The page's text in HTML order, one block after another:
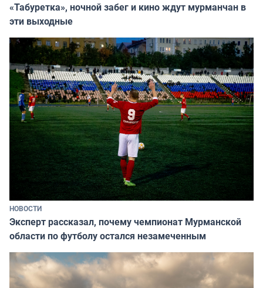
«Табуретка», ночной забег и кино ждут мурманчан в
эти выходные
НОВОСТИ
Эксперт рассказал, почему чемпионат Мурманской
области по футболу остался незамеченным